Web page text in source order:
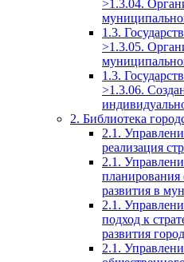
>1.3.04.
1.3.
>1.3.05.
1.3.
>1.3.06.
2. Библиотека
2.1.
реализация
2.1.
планирования
развития в
2.1.
подход к
развития
2.1.